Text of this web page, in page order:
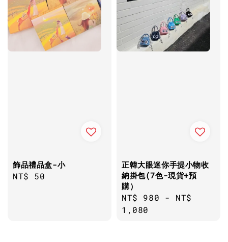
飾品禮品盒-小
Regular
NT$ 50
正韓大眼迷你手提小物收
納掛包(7色-現貨+預
購）
Regular
price
NT$ 980 - NT$
1,080